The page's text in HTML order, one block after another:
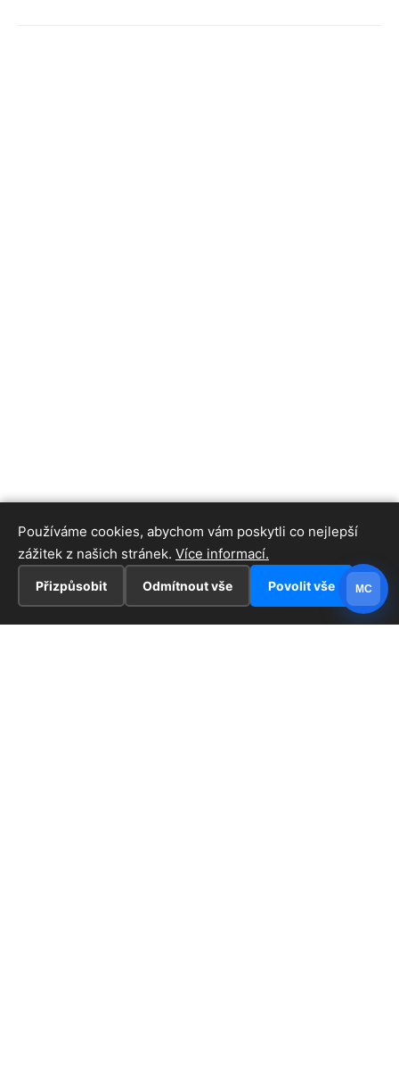
Používáme cookies, abychom vám poskytli co nejlepší
zážitek z našich stránek. Více informací.
Přizpůsobit Odmítnout vše Povolit vše MC